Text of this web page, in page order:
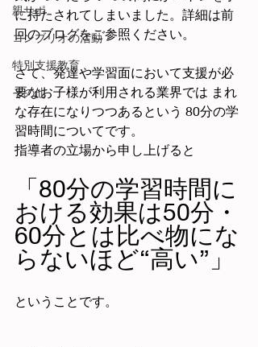
親サポ
コンブリオの活動
特別支援教育
その他
に持たされてしまいました。詳細は前
回のブログをご参照ください。
さて、発達や学習面において支援が必
要なお子様が利用される業界では まれ
な存在になりつつあるという 80分の学
習時間についてです。
指導者の立場から申し上げると
「80分の学習時間に
おける効果は50分・
60分とは比べ物にな
らないほど“高い”」
ということです。